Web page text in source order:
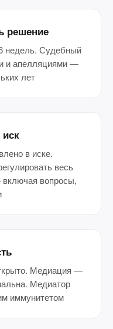
решение
недель. Судебный
и апелляциями —
лет
в иске.
весь
вопросы,
Медиация —
Медиатор
иммунитетом